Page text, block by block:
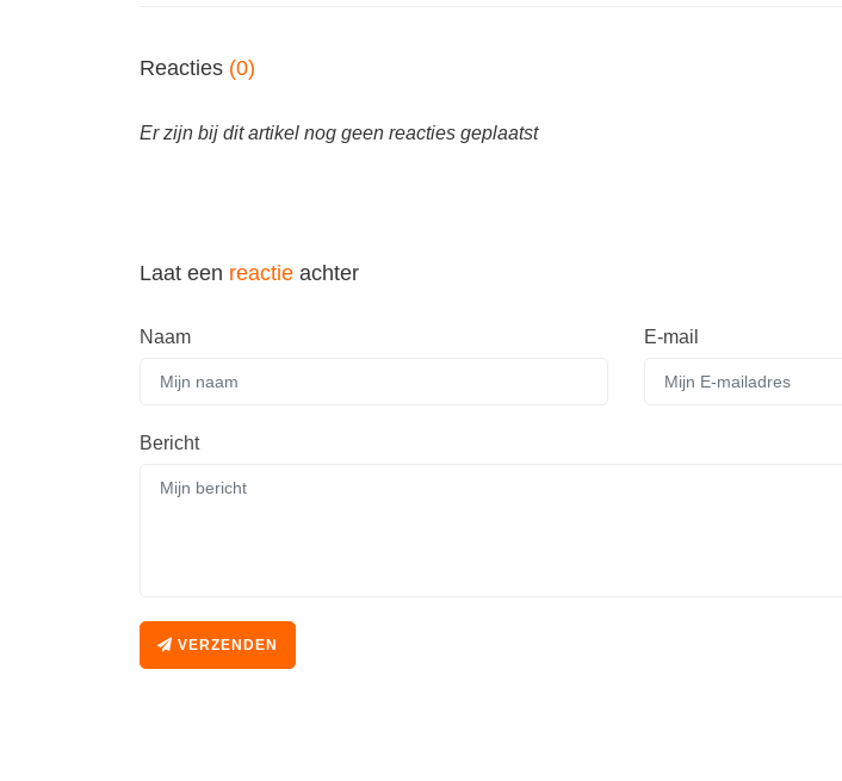
Reacties (0)
Er zijn bij dit artikel nog geen reacties geplaatst
Laat een reactie achter
Naam E-mail
Bericht
VERZENDEN